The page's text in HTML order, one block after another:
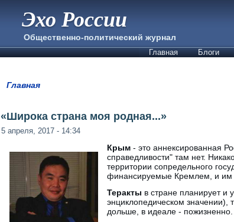
Эхо России
Общественно-политический журнал
Главная Блоги
Главная
«Широка страна моя родная...»
5 апреля, 2017 - 14:34
Крым - это аннексированная
справедливости" там нет.
территории сопредельного
финансируемые Кремлем, и им
Теракты в стране планирует и
энциклопедическом
дольше, в идеале - пожизненно.